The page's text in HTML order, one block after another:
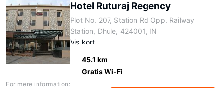
Hotel Ruturaj Regency
Plot No. 207, Station Rd Opp. Railway
Station, Dhule, 424001, IN
Vis kort
45.1 km
Gratis Wi-Fi
For mere information: